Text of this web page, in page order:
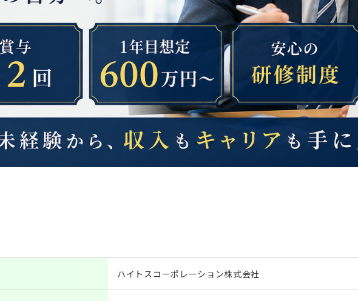
ハイトスコーポレーション株式会社